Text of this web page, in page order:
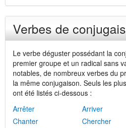
Verbes de
Le verbe déguster possédant la
premier groupe et un radical sans
notables, de nombreux verbes du
la même conjugaison. Seuls les
ont été listés ci-dessous :
Arrêter
Arriver
Chanter
Chercher